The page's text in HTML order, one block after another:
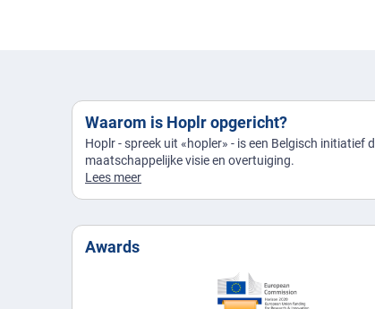
Waarom is Hoplr opgericht?
Hoplr - spreek uit «hopler» - is een Belgisch initiatief
maatschappelijke visie en overtuiging.
Lees meer
Awards